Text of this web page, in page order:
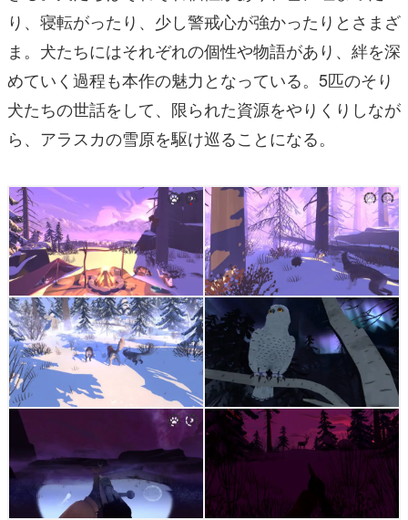
り、寝転がったり、少し警戒心が強かったりとさまざ
ま。犬たちにはそれぞれの個性や物語があり、絆を深
めていく過程も本作の魅力となっている。5匹のそり
犬たちの世話をして、限られた資源をやりくりしなが
ら、アラスカの雪原を駆け巡ることになる。